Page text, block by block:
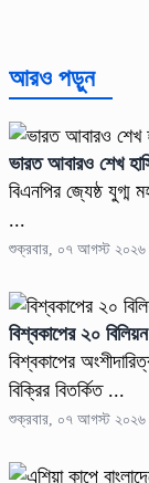
আরও পড়ুন
ভারত আবারও শেখ
বিএনপির জ্যেষ্ঠ যুগ্ম
...
শুক্রবার, ০৭ আগস্ট
বিশ্বকাপের ২০
বিশ্বকাপের
বিক্রির বিতর্কিত ...
শুক্রবার, ০৭ আগস্ট